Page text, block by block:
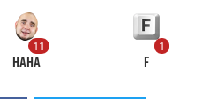
11
HAHA
1
F